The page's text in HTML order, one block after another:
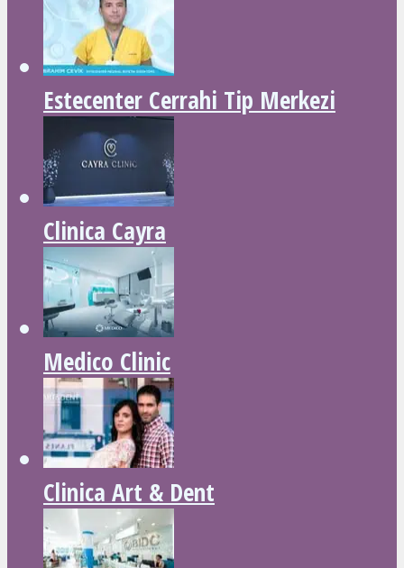
Estecenter Cerrahi Tip Merkezi
Clinica Cayra
Medico Clinic
Clinica Art & Dent